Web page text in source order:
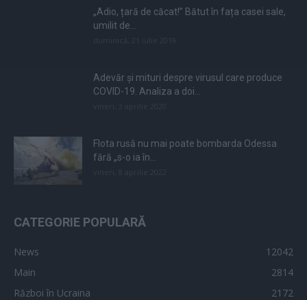
„Adio, țară de căcat!” Bătut în fața casei sale,
umilit de...
Adevăr și mituri despre virusul care produce
COVID-19. Analiza a doi...
Flota rusă nu mai poate bombarda Odessa
fără „s-o ia în...
CATEGORIE POPULARĂ
News
12042
Main
2814
Război în Ucraina
2172